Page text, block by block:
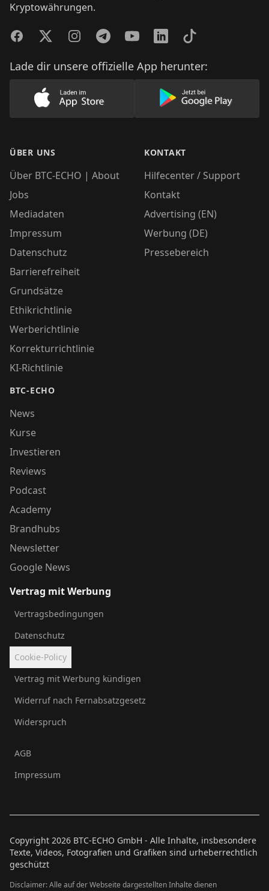
Kryptowährungen.
FacebookTwitterInstagramTelegramYouTubeLinkedInTikTok
Lade dir unsere offizielle App herunter:
Lade unsere App im AppStore herunter
Lade unsere
ÜBER UNS
Über BTC-ECHO | About
Jobs
Mediadaten
Impressum
Datenschutz
Barrierefreiheit
Grundsätze
Ethikrichtlinie
Werberichtlinie
Korrekturrichtlinie
KI-Richtlinie
BTC-ECHO
News
Kurse
Investieren
Reviews
Podcast
Academy
Brandhubs
Newsletter
Google News
KONTAKT
Hilfecenter / Support
Kontakt
Advertising (EN)
Werbung (DE)
Pressebereich
Vertrag mit Werbung
Vertragsbedingungen
Datenschutz
Cookie-Policy
Vertrag mit Werbung kündigen
Widerruf nach Fernabsatzgesetz
Widerspruch
AGB
Impressum
Copyright 2026 BTC-ECHO GmbH - Alle Inhalte, insbesondere
Texte, Videos, Fotografien und Grafiken sind urheberrechtlich
geschützt
Disclaimer: Alle auf der Webseite dargestellten Inhalte dienen